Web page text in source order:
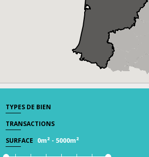
TYPES DE BIEN
TRANSACTIONS
SURFACE 0m² - 5000m²